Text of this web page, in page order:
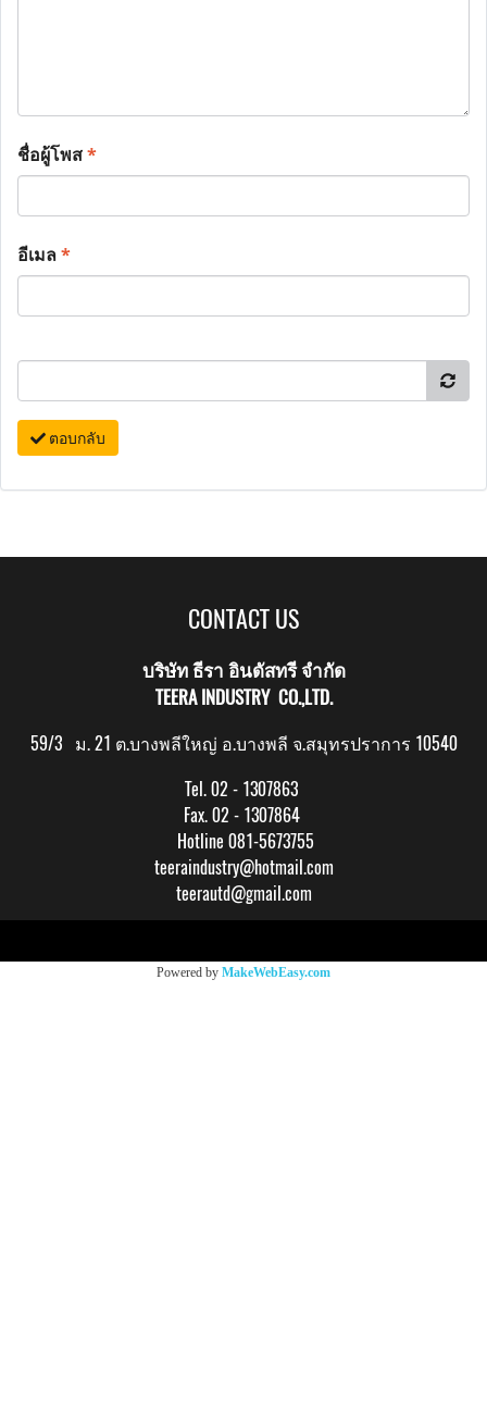
ชื่อผู้โพส*
อีเมล*
ตอบกลับ
CONTACT US
บริษัท ธีรา อินดัสทรี จำกัด
TEERA INDUSTRY CO.,LTD.
59/3 ม. 21 ต.บางพลีใหญ่ อ.บางพลี จ.สมุทรปราการ 10540
Tel. 02 - 1307863
Fax. 02 - 1307864
Hotline 081-5673755
teeraindustry@hotmail.com
teerautd@gmail.com
Powered by MakeWebEasy.com